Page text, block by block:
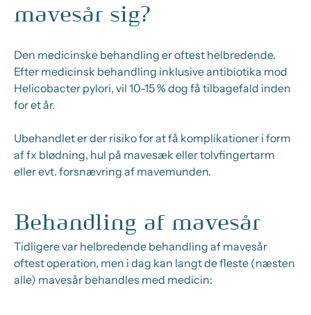
mavesår sig?
Den medicinske behandling er oftest helbredende.
Efter medicinsk behandling inklusive antibiotika mod
Helicobacter pylori, vil 10-15 % dog få tilbagefald inden
for et år.
Ubehandlet er der risiko for at få komplikationer i form
af fx blødning, hul på mavesæk eller tolvfingertarm
eller evt. forsnævring af mavemunden.
Behandling af mavesår
Tidligere var helbredende behandling af mavesår
oftest operation, men i dag kan langt de fleste (næsten
alle) mavesår behandles med medicin: